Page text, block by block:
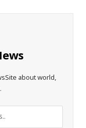
about world,